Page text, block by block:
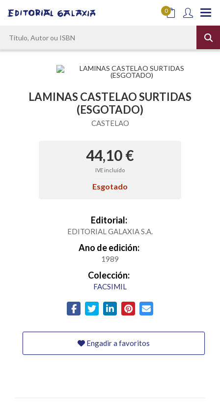
0
LAMINAS CASTELAO SURTIDAS
(ESGOTADO)
CASTELAO
44,10 €
IVE incluído
Esgotado
Editorial:
EDITORIAL GALAXIA S.A.
Ano de edición:
1989
Colección:
FACSIMIL
Engadir a favoritos